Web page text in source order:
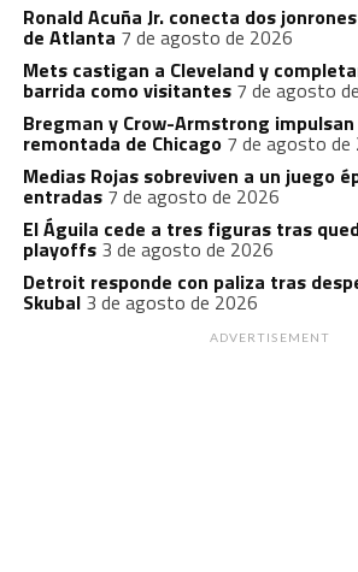
Ronald Acuña Jr. conecta dos
de Atlanta 7 de agosto de 2026
Mets castigan a Cleveland y
barrida como visitantes 7 de agosto
Bregman y Crow-Armstrong
remontada de Chicago 7 de agosto de
Medias Rojas sobreviven a un juego
entradas 7 de agosto de 2026
El Águila cede a tres figuras tras
playoffs 3 de agosto de 2026
Detroit responde con paliza tras
Skubal 3 de agosto de 2026
ADVERTISEMENT